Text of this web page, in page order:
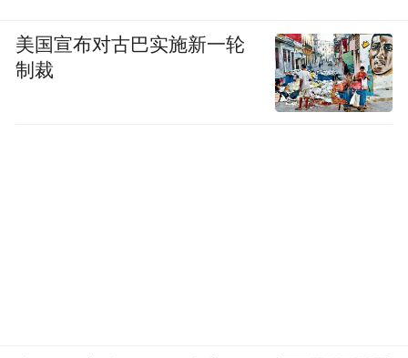
美国宣布对古巴实施新一轮
制裁